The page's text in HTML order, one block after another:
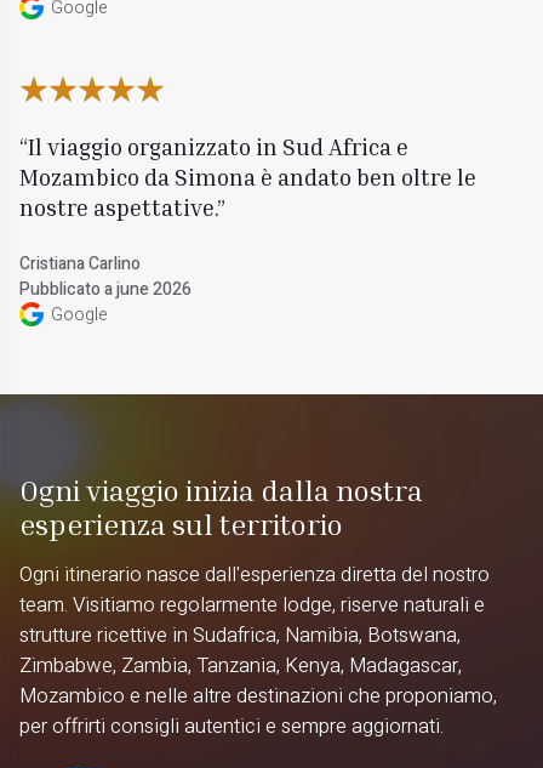
Google
Il viaggio organizzato in Sud Africa e
Mozambico da Simona è andato ben oltre le
nostre aspettative.
Cristiana Carlino
Pubblicato a june 2026
Google
Ogni viaggio inizia dalla nostra
esperienza sul territorio
Ogni itinerario nasce dall'esperienza diretta del nostro
team. Visitiamo regolarmente lodge, riserve naturali e
strutture ricettive in Sudafrica, Namibia, Botswana,
Zimbabwe, Zambia, Tanzania, Kenya, Madagascar,
Mozambico e nelle altre destinazioni che proponiamo,
per offrirti consigli autentici e sempre aggiornati.